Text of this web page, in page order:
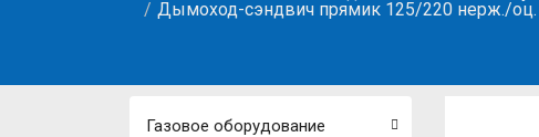
Дымоход-сэндвич прямик 125/220 нерж./
Газовое оборудование